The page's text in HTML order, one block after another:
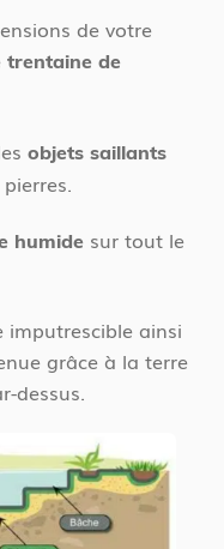
de votre
trentaine de
objets saillants
humide sur tout le
imputrescible ainsi
grâce à la terre
dessus